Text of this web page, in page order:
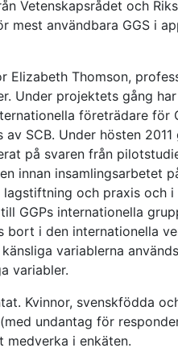
Vetenskapsrådet och
mest användbara GGS i
Thomson,
Under projektets gång
företrädare för
SCB. Under hösten
på svaren från
innan insamlingsarbetet
och praxis och i
GGPs internationella
i den internationella
variablerna
variabler.
Kvinnor, svenskfödda
undantag för
medverka i enkäten.